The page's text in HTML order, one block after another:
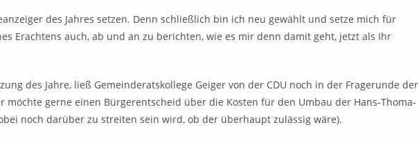
des Jahres setzen. Denn schließlich bin ich neu gewählt und setze mich für
Erachtens auch, ab und an zu berichten, wie es mir denn damit geht, jetzt als Ihr
des Jahre, ließ Gemeinderatskollege Geiger von der CDU noch in der Fragerunde der
möchte gerne einen Bürgerentscheid über die Kosten für den Umbau der Hans-Thoma-
noch darüber zu streiten sein wird, ob der überhaupt zulässig wäre).